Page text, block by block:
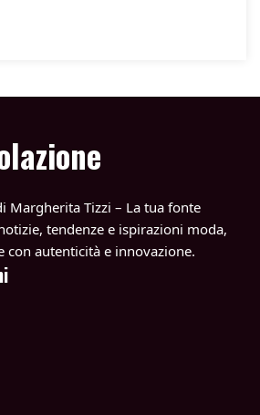
Margherita Tizzi – La tua fonte
tendenze e ispirazioni moda,
con autenticità e innovazione.